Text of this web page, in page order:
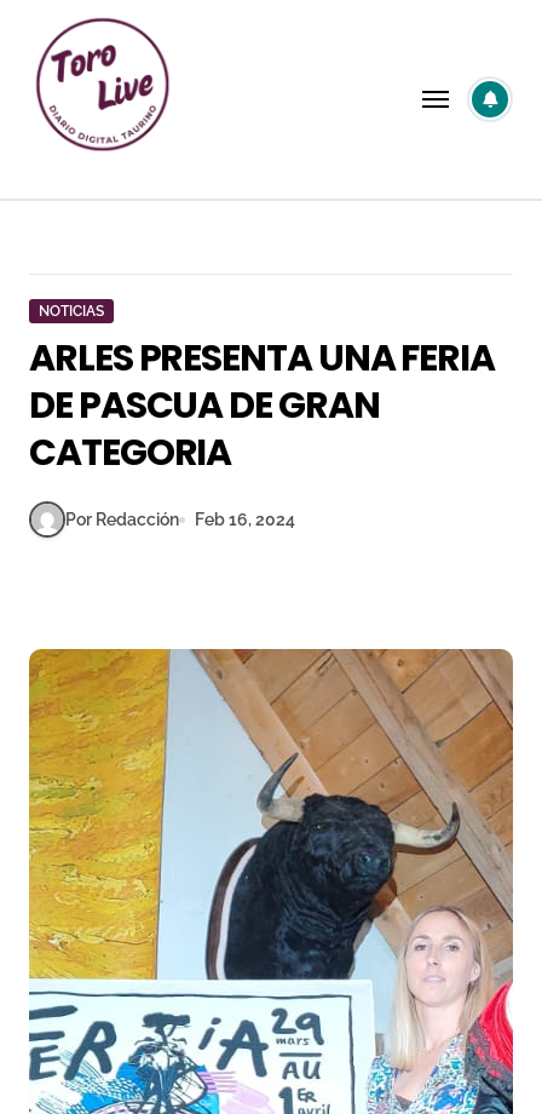
contenido
NOTICIAS
ARLES PRESENTA UNA FERIA
DE PASCUA DE GRAN
CATEGORIA
Por Redacción Feb 16, 2024